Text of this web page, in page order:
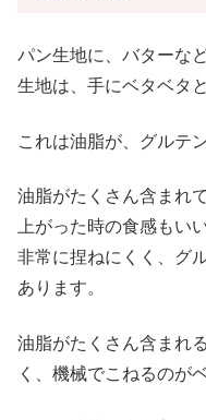
パン生地に、バターな
生地は、手にベタベタ
これは油脂が、グルテ
油脂がたくさん含まれ
上がった時の食感もい
非常に捏ねにくく、グ
あります。
油脂がたくさん含まれ
く、機械でこねるのが